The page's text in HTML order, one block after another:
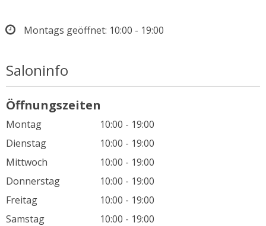
Montags geöffnet: 10:00 - 19:00
Saloninfo
Öffnungszeiten
Montag
10:00 - 19:00
Dienstag
10:00 - 19:00
Mittwoch
10:00 - 19:00
Donnerstag
10:00 - 19:00
Freitag
10:00 - 19:00
Samstag
10:00 - 19:00